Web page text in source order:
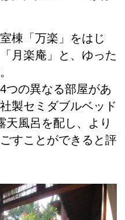
棟「万楽」をはじ
月楽庵」と、ゆった
つの異なる部屋があ
製セミダブルベッド
天風呂を配し、より
すことができると評